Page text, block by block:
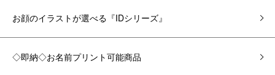
お顔のイラストが選べる『IDシリーズ』
◇即納◇お名前プリント可能商品